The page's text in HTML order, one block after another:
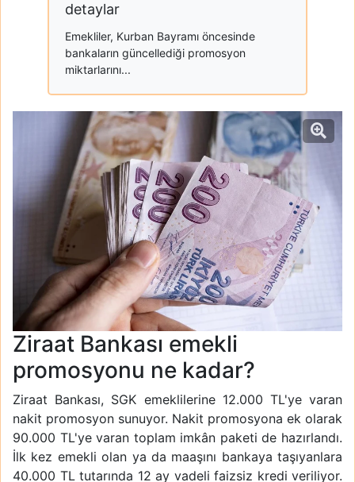
detaylar
Emekliler, Kurban Bayramı öncesinde
bankaların güncellediği promosyon
miktarlarını...
Ziraat Bankası emekli
promosyonu ne kadar?
Ziraat Bankası, SGK emeklilerine 12.000 TL'ye varan
nakit promosyon sunuyor. Nakit promosyona ek olarak
90.000 TL'ye varan toplam imkân paketi de hazırlandı.
İlk kez emekli olan ya da maaşını bankaya taşıyanlara
40.000 TL tutarında 12 ay vadeli faizsiz kredi veriliyor.